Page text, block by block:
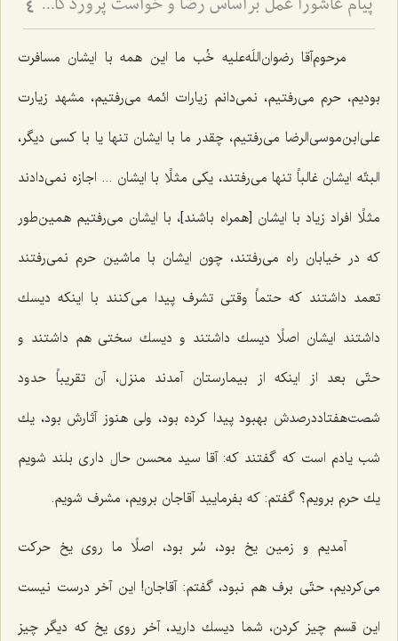
پیام عاشورا عمل براساس رضا و خواست پروردگار متعال در همه شؤون زندگی 4
مرحوم‌آقا رضوان‌اللَه‌علیه خُب ما این همه با ایشان مسافرت
بودیم، حرم می‌رفتیم، نمی‌دانم زیارات ائمه می‌رفتیم، مشهد زیارت
علی‌ابن‌موسی‌الرضا می‌رفتیم، چقدر ما با ایشان تنها یا با كسی دیگر،
البتّه ایشان غالباً تنها می‌رفتند، یكی مثلًا با ایشان ... اجازه نمی‌دادند
مثلًا افراد زیاد با ایشان [همراه باشند]، با ایشان می‌رفتیم همین‌طور
كه در خیابان راه می‌رفتند، چون ایشان با ماشین حرم نمی‌رفتند
تعمد داشتند كه حتماً وقتی تشرف پیدا می‌كنند با اینكه دیسك
داشتند ایشان اصلًا دیسك داشتند و دیسك سختی هم داشتند و
حتّی بعد از اینكه از بیمارستان آمدند منزل، آن تقریباً حدود
شصت‌هفتاددرصدش بهبود پیدا كرده بود، ولی هنوز آثارش بود، یك
شب یادم است كه گفتند كه: آقا سید محسن حال داری بلند شویم
یك حرم برویم؟ گفتم: كه بفرمایید آقاجان برویم، مشرف شویم.
آمدیم و زمین یخ بود، سُر بود، اصلًا ما روی یخ حركت
می‌كردیم، حتّی برف هم نبود، گفتم: آقاجان! این آخر درست نیست
این قسم چیز كردن، شما دیسك دارید، آخر روی یخ كه دیگر چیز